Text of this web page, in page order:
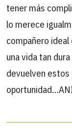
tener más
lo merece
compañero
una vida tan
devuelven estos